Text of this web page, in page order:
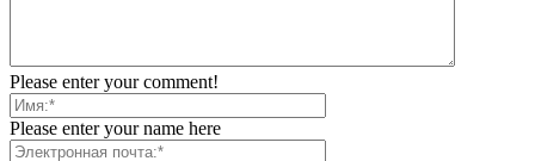
Please enter your comment!
Please enter your name here